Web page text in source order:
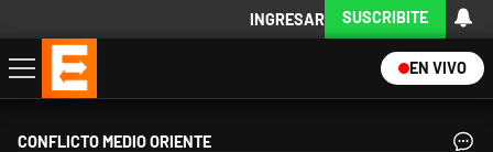
INGRESAR SUSCRIBITE
EN VIVO
Economía
Política
Internacional
Actualidad
Descargá la App
CONFLICTO MEDIO ORIENTE